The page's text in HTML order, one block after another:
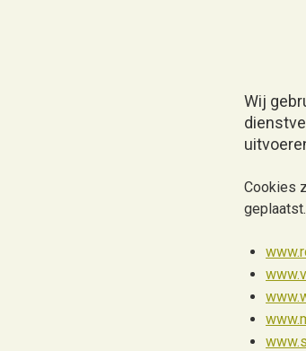
Wij
Cookies